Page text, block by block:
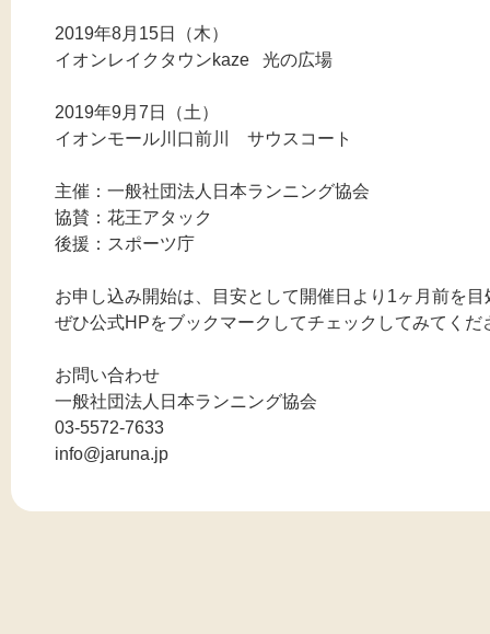
2019年8月15日（木）
イオンレイクタウンkaze 光の広場
2019年9月7日（土）
イオンモール川口前川 サウスコート
主催：一般社団法人日本ランニング協会
協賛：花王アタック
後援：スポーツ庁
お申し込み開始は、目安として開催日より1ヶ月前を
ぜひ公式HPをブックマークしてチェックしてみてくだ
お問い合わせ
一般社団法人日本ランニング協会
03-5572-7633
info@jaruna.jp